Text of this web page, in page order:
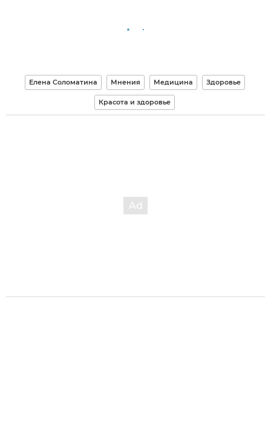
Елена Соломатина Мнения Медицина Здоровье
Красота и здоровье